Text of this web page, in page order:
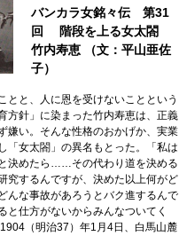
バンカラ女銘々伝 第31
回 階段を上る女太閤
竹内寿恵 （文：平山亜佐
子）
とと、人に恩を受けないことという
方針」に染まった竹内寿恵は、正義
嫌い。そんな性格のおかげか、実業
「女太閤」の異名もとった。「私は
決めたら……その代わり道を決める
究するんですが、決めた以上何がど
んな事故があろうとバク進するんで
と仕方がないからみんなついてく
（明治37）年1月4日、白馬山麓